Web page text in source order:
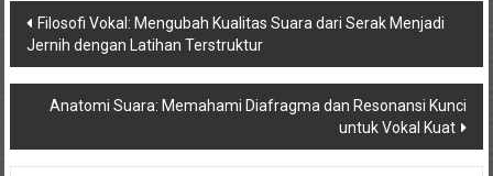
Navigasi
pos
Filosofi Vokal: Mengubah Kualitas Suara dari Serak Menjadi
Jernih dengan Latihan Terstruktur
Anatomi Suara: Memahami Diafragma dan Resonansi Kunci
untuk Vokal Kuat